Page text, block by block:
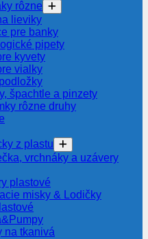
rôzne
lieviky
pre banky
pipety
kyvety
vialky
špachtle a pinzety
rôzne druhy
z plastu
vrchnáky a uzávery
plastové
misky & Lodičky
na tkanivá